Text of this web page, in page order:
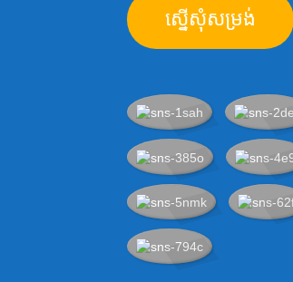
Heat Transfer
សម្រាប់ Epson
L4168...
Designj...
ស្នើសុំសម្រង់